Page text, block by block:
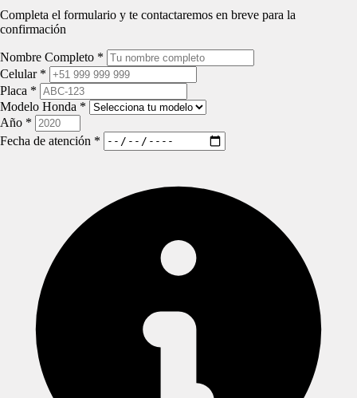
Completa el formulario y te contactaremos en breve para la
confirmación
Nombre Completo *
Celular *
Placa *
Modelo Honda *
Año *
Fecha de atención *